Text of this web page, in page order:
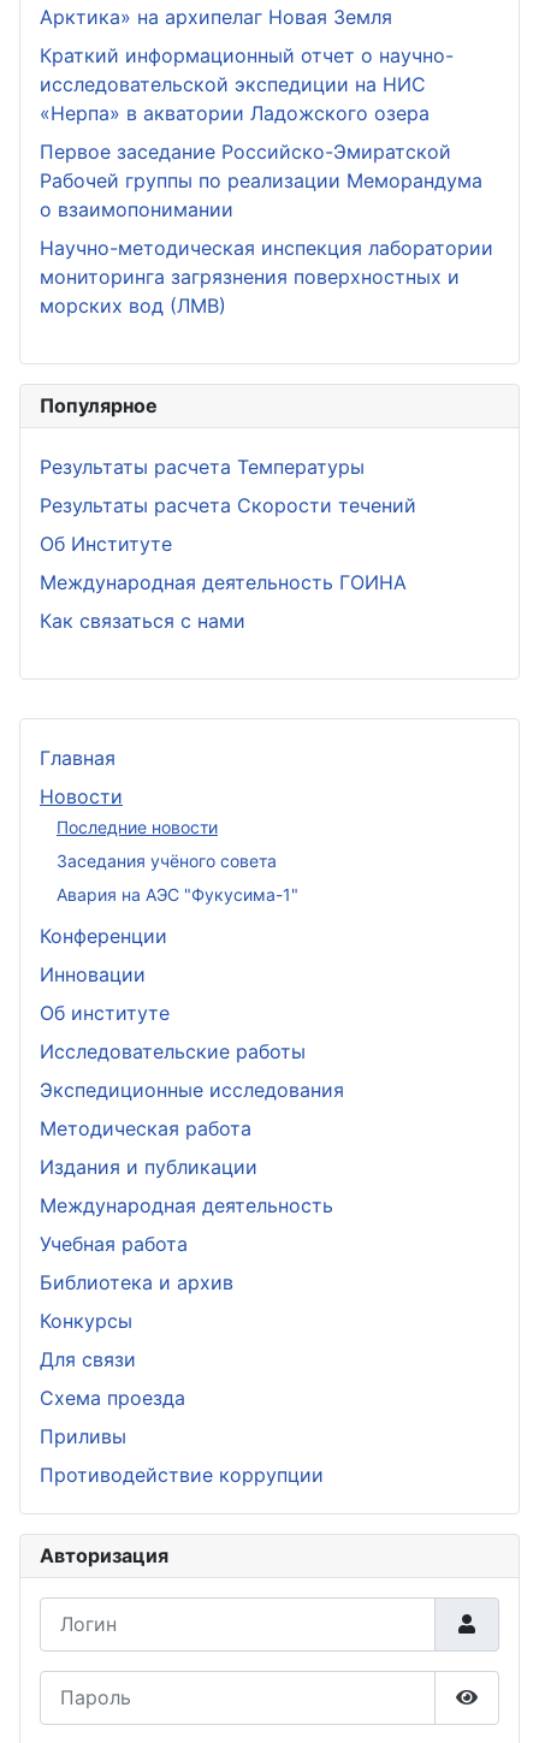
Главная
Новости
Последние новости
Заседания учёного совета
Авария на АЭС "Фукусима-1"
Конференции
Инновации
Об институте
Исследовательские работы
Экспедиционные исследования
Методическая работа
Издания и публикации
Международная деятельность
Учебная работа
Библиотека и архив
Конкурсы
Для связи
Схема проезда
Приливы
Противодействие коррупции
Авторизация
Арктика» на архипелаг Новая Земля
Краткий информационный отчет о научно-
исследовательской экспедиции на НИС
«Нерпа» в акватории Ладожского озера
Первое заседание Российско-Эмиратской
Рабочей группы по реализации Меморандума
о взаимопонимании
Научно-методическая инспекция лаборатории
мониторинга загрязнения поверхностных и
морских вод (ЛМВ)
Популярное
Результаты расчета Температуры
Результаты расчета Скорости течений
Об Институте
Международная деятельность ГОИНА
Как связаться с нами